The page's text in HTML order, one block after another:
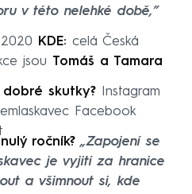
v této nelehké době,”
KDE: celá Česká
jsou Tomáš a Tamara
skutky? Instagram
Facebook
ročník? „Zapojení se
je vyjití za hranice
a všimnout si, kde